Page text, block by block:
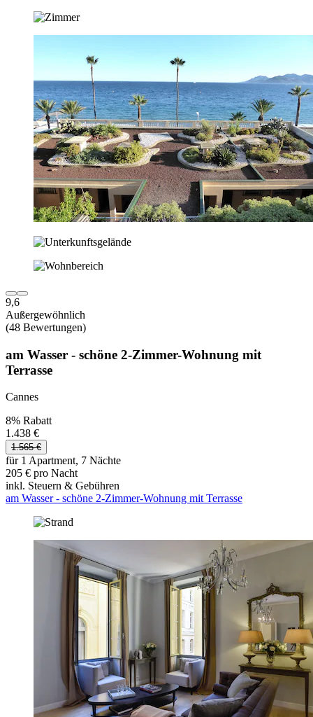
9,6
Außergewöhnlich
(48 Bewertungen)
am Wasser - schöne 2-Zimmer-Wohnung mit
Terrasse
Cannes
8% Rabatt
1.438 €
1.565 €
für 1 Apartment, 7 Nächte
205 € pro Nacht
inkl. Steuern & Gebühren
am Wasser - schöne 2-Zimmer-Wohnung mit Terrasse